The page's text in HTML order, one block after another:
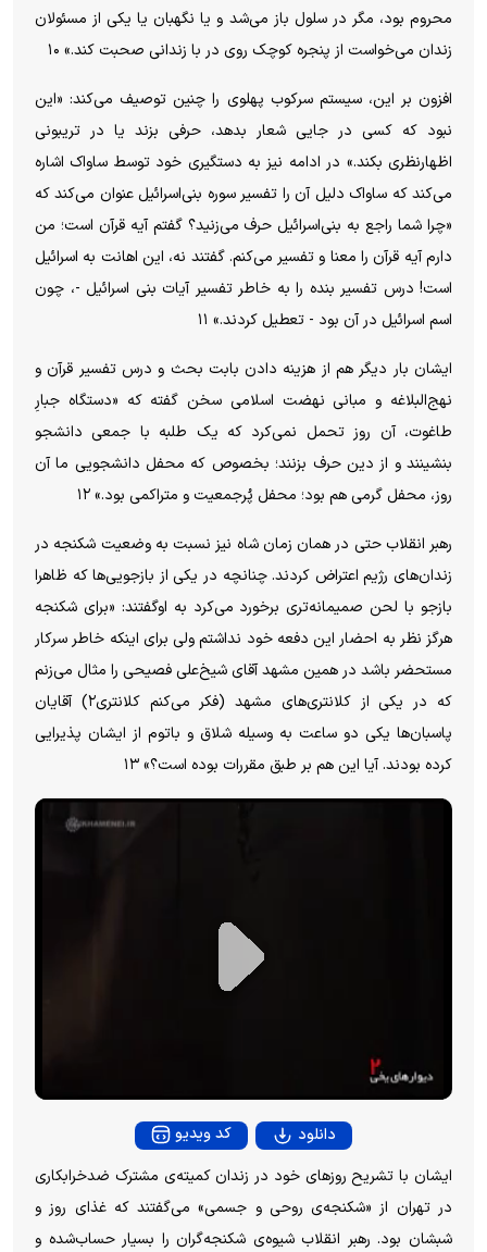
محروم بود، مگر در سلول باز می‌شد و یا نگهبان یا یکی از مسئولان
زندان می‌خواست از پنجره کوچک روی در با زندانی صحبت کند.» ۱۰
افزون بر این، سیستم سرکوب پهلوی را چنین توصیف می‌کند: «این
نبود که کسی در جایی شعار بدهد، حرفی بزند یا در تریبونی
اظهارنظری بکند.» در ادامه نیز به دستگیری خود توسط ساواک اشاره
می‌کند که ساواک دلیل آن را تفسیر سوره بنی‌اسرائیل عنوان می‌کند که
«چرا شما راجع به بنی‌اسرائیل حرف می‌زنید؟ گفتم آیه قرآن است؛ من
دارم آیه قرآن را معنا و تفسیر می‌کنم. گفتند نه، این اهانت به اسرائیل
است! درس تفسیر بنده را به خاطر تفسیر آیات بنی اسرائیل -، چون
اسم اسرائیل در آن بود - تعطیل کردند.» ۱۱
ایشان بار دیگر هم از هزینه دادن بابت بحث و درس تفسیر قرآن و
نهج‌البلاغه و مبانی نهضت اسلامی سخن گفته که «دستگاه جبارِ
طاغوت، آن روز تحمل نمی‌کرد که یک طلبه با جمعی دانشجو
بنشینند و از دین حرف بزنند؛ بخصوص که محفل دانشجویی ما آن
روز، محفل گرمی هم بود؛ محفل پُرجمعیت و متراکمی بود.» ۱۲
رهبر انقلاب حتی در همان زمان شاه نیز نسبت به وضعیت شکنجه در
زندان‌های رژیم اعتراض کردند. چنانچه در یکی از بازجویی‌ها که ظاهرا
بازجو با لحن صمیمانه‌تری برخورد می‌کرد به اوگفتند: «برای شکنجه
هرگز نظر به احضار این دفعه خود نداشتم ولی برای اینکه خاطر سرکار
مستحضر باشد در همین مشهد آقای شیخ‌علی فصیحی را مثال می‌زنم
که در یکی از کلانتری‌های مشهد (فکر می‌کنم کلانتری۲) آقایان
پاسبان‌ها یکی دو ساعت به وسیله شلاق و باتوم از ایشان پذیرایی
کرده بودند. آیا این هم بر طبق مقررات بوده است؟» ۱۳
P
y
V
i
دانلود
کد ویدیو
ایشان با تشریح روز‌های خود در زندان کمیته‌ی مشترک ضدخرابکاری
در تهران از «شکنجه‌ی روحی و جسمی» می‌گفتند که غذای روز و
شبشان بود. رهبر انقلاب شیوه‌ی شکنجه‌گران را بسیار حساب‌شده و